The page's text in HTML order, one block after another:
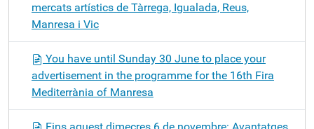
mercats artístics de Tàrrega, Igualada, Reus,
Manresa i Vic
You have until Sunday 30 June to place your
advertisement in the programme for the 16th Fira
Mediterrània of Manresa